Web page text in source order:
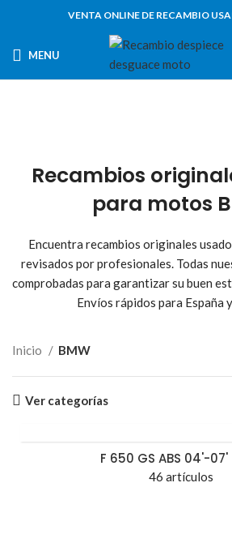
VENTA ONLINE DE RECAMBIO
MENU
Recambios
para motos
Encuentra recambios originales
revisados por profesionales. Todas
comprobadas para garantizar su buen
Envíos rápidos para España
Inicio BMW
Ver categorías
F 650 GS ABS 04'-07'
46 artículos